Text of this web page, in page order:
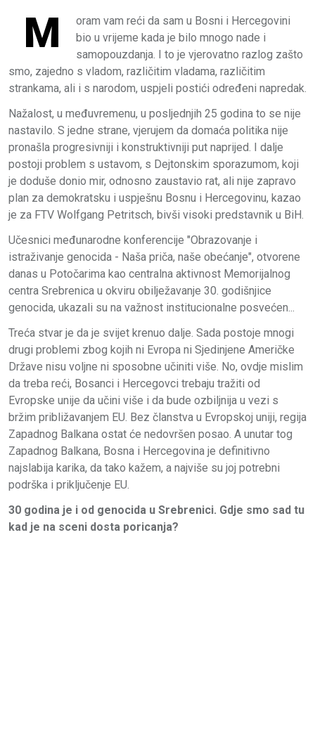
M
oram vam reći da sam u Bosni i Hercegovini
bio u vrijeme kada je bilo mnogo nade i
samopouzdanja. I to je vjerovatno razlog zašto
smo, zajedno s vladom, različitim vladama, različitim
strankama, ali i s narodom, uspjeli postići određeni napredak.
Nažalost, u međuvremenu, u posljednjih 25 godina to se nije
nastavilo. S jedne strane, vjerujem da domaća politika nije
pronašla progresivniji i konstruktivniji put naprijed. I dalje
postoji problem s ustavom, s Dejtonskim sporazumom, koji
je doduše donio mir, odnosno zaustavio rat, ali nije zapravo
plan za demokratsku i uspješnu Bosnu i Hercegovinu, kazao
je za FTV Wolfgang Petritsch, bivši visoki predstavnik u BiH.
Učesnici međunarodne konferencije "Obrazovanje i
istraživanje genocida - Naša priča, naše obećanje", otvorene
danas u Potočarima kao centralna aktivnost Memorijalnog
centra Srebrenica u okviru obilježavanje 30. godišnjice
genocida, ukazali su na važnost institucionalne posvećen...
Treća stvar je da je svijet krenuo dalje. Sada postoje mnogi
drugi problemi zbog kojih ni Evropa ni Sjedinjene Američke
Države nisu voljne ni sposobne učiniti više. No, ovdje mislim
da treba reći, Bosanci i Hercegovci trebaju tražiti od
Evropske unije da učini više i da bude ozbiljnija u vezi s
bržim približavanjem EU. Bez članstva u Evropskoj uniji, regija
Zapadnog Balkana ostat će nedovršen posao. A unutar tog
Zapadnog Balkana, Bosna i Hercegovina je definitivno
najslabija karika, da tako kažem, a najviše su joj potrebni
podrška i priključenje EU.
30 godina je i od genocida u Srebrenici. Gdje smo sad tu
kad je na sceni dosta poricanja?